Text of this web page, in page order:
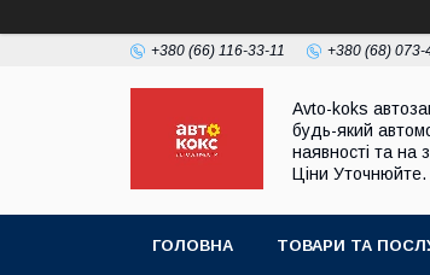
+380 (66) 116-33-11 +380 (68) 073-
Avto-koks
будь-який
наявності та на
Ціни Уточнюйте.
ГОЛОВНА ТОВАРИ ТА